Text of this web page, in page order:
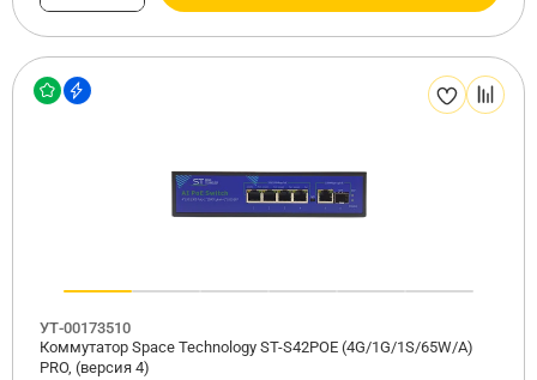
УТ-00173510
Коммутатор Space Technology ST-S42POE (4G/1G/1S/65W/А)
PRO, (версия 4)